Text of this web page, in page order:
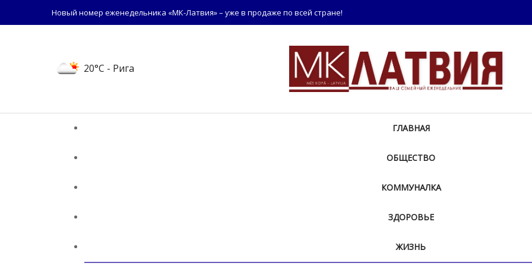
Новый номер еженедельника «МК-Латвия» – уже в продаже по всей стране!
20°C - Рига
ГЛАВНАЯ
ОБЩЕСТВО
КОММУНАЛКА
ЗДОРОВЬЕ
ЖИЗНЬ